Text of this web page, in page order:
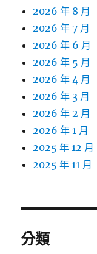
2026 年 8 月
2026 年 7 月
2026 年 6 月
2026 年 5 月
2026 年 4 月
2026 年 3 月
2026 年 2 月
2026 年 1 月
2025 年 12 月
2025 年 11 月
分類